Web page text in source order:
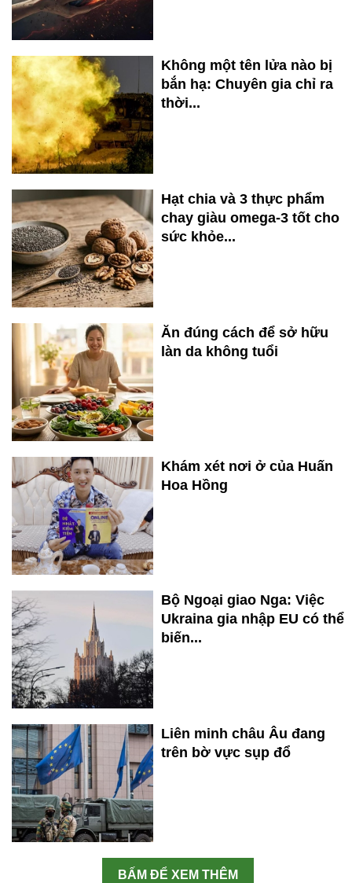
Không một tên lửa nào bị
bắn hạ: Chuyên gia chỉ ra
thời...
Hạt chia và 3 thực phẩm
chay giàu omega-3 tốt cho
sức khỏe...
Ăn đúng cách để sở hữu
làn da không tuổi
Khám xét nơi ở của Huấn
Hoa Hồng
Bộ Ngoại giao Nga: Việc
Ukraina gia nhập EU có thể
biến...
Liên minh châu Âu đang
trên bờ vực sụp đổ
BẤM ĐỂ XEM THÊM